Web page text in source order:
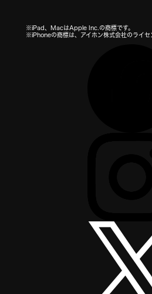
※iPad、MacはApple Inc.の商標です。
※iPhoneの商標は、アイホン株式会社のライセ